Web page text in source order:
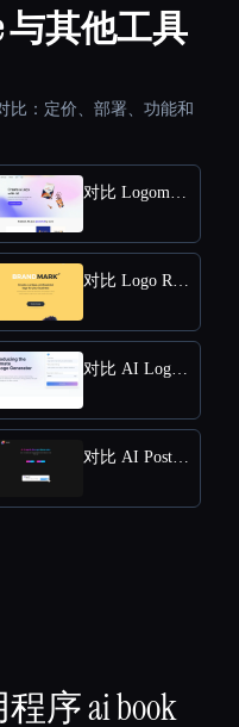
与其他工具
比：定价、部署、功能和
对比 Logomakerr.AI
对比 Logo Rank
对比 AI Logo Generator
对比 AI Poster Maker
程序ai book